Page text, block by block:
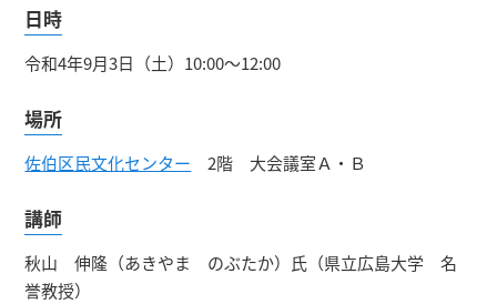
日時
令和4年9月3日（土）10:00～12:00
場所
佐伯区民文化センター 2階 大会議室Ａ・Ｂ
講師
秋山 伸隆（あきやま のぶたか）氏（県立広島大学 名
誉教授）